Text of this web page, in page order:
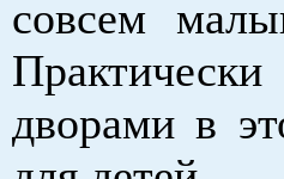
совсем
дворами в